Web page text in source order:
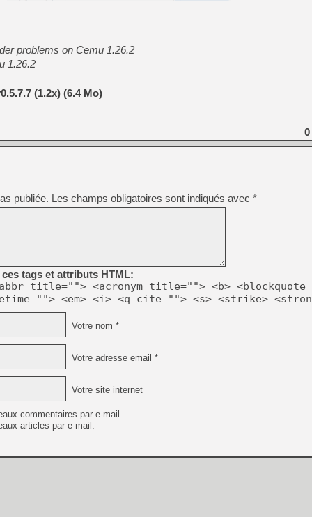
[LS] [PS5] Le WebKit
[GK] Oubliez Crazy Taxi,
[LS] [Switch] NSZ 5.0.0
[GK] Bethesda fête les 30
problems on Cemu 1.26.2
1.26.2
(1.2x) (6.4 Mo)
0
publiée. Les champs obligatoires sont indiqués avec *
tags et attributs HTML:
title=""> <acronym title=""> <b> <blockquote
<em> <i> <q cite=""> <s> <strike>
Votre nom *
Votre adresse email *
Votre site internet
commentaires par e-mail.
articles par e-mail.